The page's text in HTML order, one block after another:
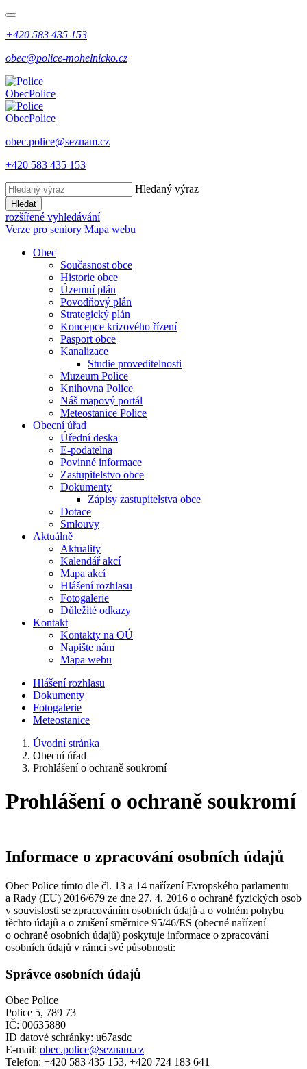
+420 583 435 153
obec@police-mohelnicko.cz
ObecPolice
ObecPolice
obec.police@seznam.cz
+420 583 435 153
Hledaný výraz
Hledat
rozšířené vyhledávání
Verze pro seniory Mapa webu
Obec
Současnost obce
Historie obce
Územní plán
Povodňový plán
Strategický plán
Koncepce krizového řízení
Pasport obce
Kanalizace
Studie proveditelnosti
Muzeum Police
Knihovna Police
Náš mapový portál
Meteostanice Police
Obecní úřad
Úřední deska
E-podatelna
Povinné informace
Zastupitelstvo obce
Dokumenty
Zápisy zastupitelstva obce
Dotace
Smlouvy
Aktuálně
Aktuality
Kalendář akcí
Mapa akcí
Hlášení rozhlasu
Fotogalerie
Důležité odkazy
Kontakt
Kontakty na OÚ
Napište nám
Mapa webu
Hlášení rozhlasu
Dokumenty
Fotogalerie
Meteostanice
Úvodní stránka
Obecní úřad
Prohlášení o ochraně soukromí
Prohlášení o ochraně soukromí
Informace o zpracování osobních údajů
Obec Police tímto dle čl. 13 a 14 nařízení Evropského parlamentu
a Rady (EU) 2016/679 ze dne 27. 4. 2016 o ochraně fyzických osob
v souvislosti se zpracováním osobních údajů a o volném pohybu
těchto údajů a o zrušení směrnice 95/46/ES (obecné nařízení
o ochraně osobních údajů) poskytuje informace o zpracování
osobních údajů v rámci své působnosti:
Správce osobních údajů
Obec Police
Police 5, 789 73
IČ: 00635880
ID datové schránky: u67asdc
E-mail: obec.police@seznam.cz
Telefon: +420 583 435 153, +420 724 183 641